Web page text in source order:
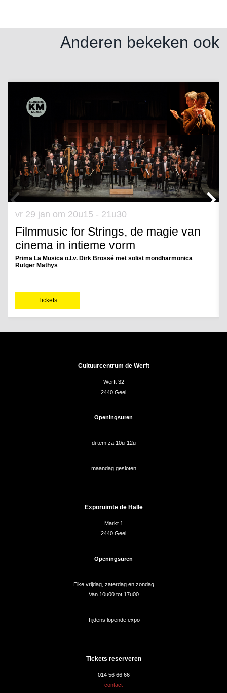
Anderen bekeken ook
Filmmusic for Strings, de magie van
cinema in intieme vorm
Prima La Musica o.l.v. Dirk Brossé met solist mondharmonica
Rutger Mathys
vr 29 jan om 20u15 - 21u30
Tickets
Cultuurcentrum de Werft
Werft 32
2440 Geel
Openingsuren
di tem za 10u-12u
maandag gesloten
Exporuimte de Halle
Markt 1
2440 Geel
Openingsuren
Elke vrijdag, zaterdag en zondag
Van 10u00 tot 17u00
Tijdens lopende expo
Tickets reserveren
014 56 66 66
contact